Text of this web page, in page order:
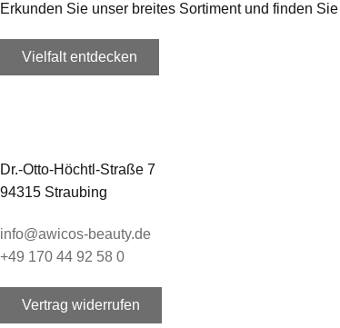
Erkunden Sie unser breites Sortiment und finden
Vielfalt entdecken
Dr.-Otto-Höchtl-Straße 7
94315 Straubing
info@awicos-beauty.de
+49 170 44 92 58 0
Vertrag widerrufen